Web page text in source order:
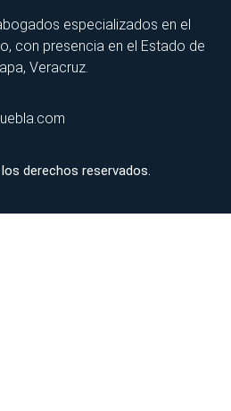
especializados en el
con presencia en el Estado de
Veracruz.
derechos reservados.